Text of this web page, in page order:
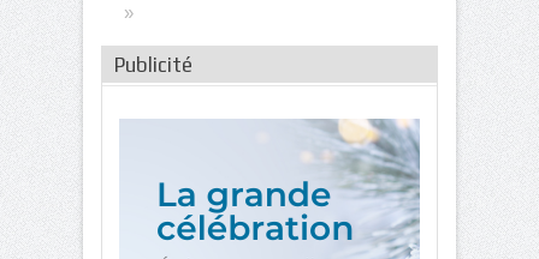
»
Publicité